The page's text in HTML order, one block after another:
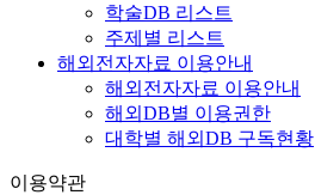
학술DB 리스트
주제별 리스트
해외전자자료 이용안내
해외전자자료 이용안내
해외DB별 이용권한
대학별 해외DB 구독현황
이용약관